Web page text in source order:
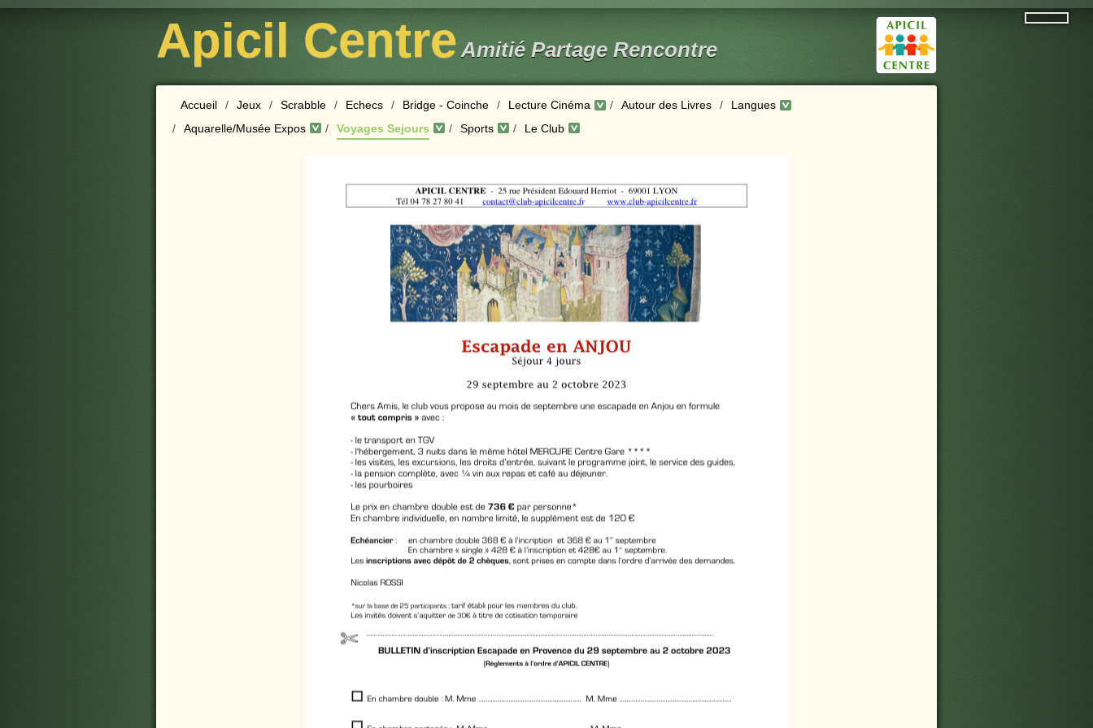
Apicil Centre Amitié Partage Rencontre
Accueil / Jeux / Scrabble / Echecs / Bridge - Coinche / Lecture Cinéma / Autour des Livres /
Langues
/
Aquarelle/Musée Expos / Voyages Sejours / Sports / Le Club